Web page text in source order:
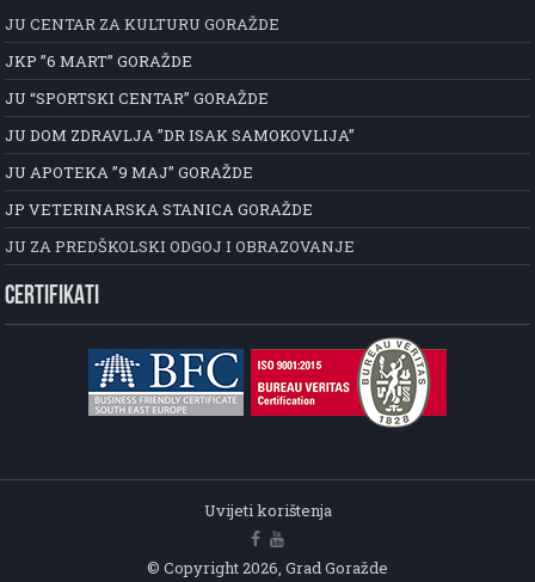
JU CENTAR ZA KULTURU GORAŽDE
JKP ”6 MART” GORAŽDE
JU “SPORTSKI CENTAR” GORAŽDE
JU DOM ZDRAVLJA ”DR ISAK SAMOKOVLIJA”
JU APOTEKA ”9 MAJ” GORAŽDE
JP VETERINARSKA STANICA GORAŽDE
JU ZA PREDŠKOLSKI ODGOJ I OBRAZOVANJE
CERTIFIKATI
Uvijeti korištenja
© Copyright 2026, Grad Goražde